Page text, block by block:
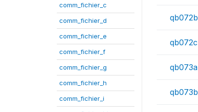
comm_fichier_c
comm_fichier_d
comm_fichier_e
comm_fichier_f
comm_fichier_g
comm_fichier_h
comm_fichier_i
qb072b
qb072c
qb073a
qb073b